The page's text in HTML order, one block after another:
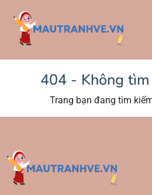
404 - Không
Trang bạn đang tìm